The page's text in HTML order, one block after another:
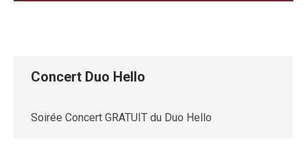
Concert Duo Hello
Soirée Concert GRATUIT du Duo Hello